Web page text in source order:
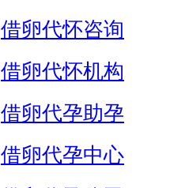
借卵代怀咨询
借卵代怀机构
借卵代孕助孕
借卵代孕中心